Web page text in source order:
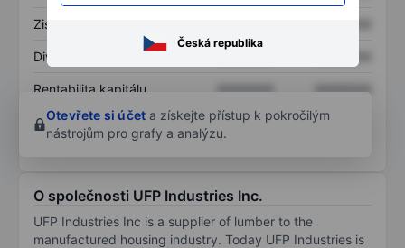
Česká republika
Zisk na akcii
Dividenda na akcii
Rentabilita kapitálu XXXXXXX
XXXXXXX
Otevřete si účet a získejte přístup k pokročilým
nástrojům pro grafy a analýzu.
O společnosti UFP Industries Inc.
UFP Industries Inc is a supplier of lumber to the
manufactured housing industry. Today UFP Industries is